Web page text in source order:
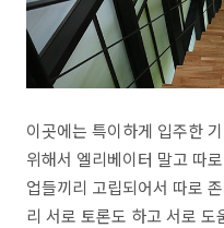
이곳에는 특이하게 입주한
위해서 엘리베이터 말고 따
업들끼리 고립되어서 따로
리 서로 토론도 하고 서로